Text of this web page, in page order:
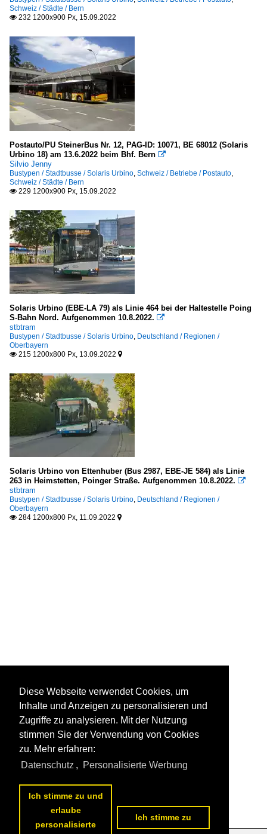
Schweiz / Städte / Bern
 232 1200x900 Px, 15.09.2022
Postauto/PU SteinerBus Nr. 12, PAG-ID: 10071, BE 68012 (Solaris
Urbino 18) am 13.6.2022 beim Bhf. Bern 
Silvio Jenny
Bustypen / Stadtbusse / Solaris Urbino, Schweiz / Betriebe / Postauto,
Schweiz / Städte / Bern
 229 1200x900 Px, 15.09.2022
Solaris Urbino (EBE-LA 79) als Linie 464 bei der Haltestelle Poing
S-Bahn Nord. Aufgenommen 10.8.2022. 
stbtram
Bustypen / Stadtbusse / Solaris Urbino, Deutschland / Regionen /
Oberbayern
 215 1200x800 Px, 13.09.2022 
Solaris Urbino von Ettenhuber (Bus 2987, EBE-JE 584) als Linie
263 in Heimstetten, Poinger Straße. Aufgenommen 10.8.2022. 
stbtram
Bustypen / Stadtbusse / Solaris Urbino, Deutschland / Regionen /
Oberbayern
 284 1200x800 Px, 11.09.2022 
Diese Webseite verwendet Cookies, um
Inhalte und Anzeigen zu personalisieren und
Zugriffe zu analysieren. Mit der Nutzung
stimmen Sie der Verwendung von Cookies
zu. Mehr erfahren:
Datenschutz , Personalisierte Werbung
Ich stimme zu und
erlaube
personalisierte
Ich stimme zu